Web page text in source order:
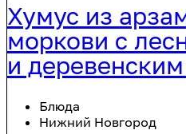
Хумус из
моркови с
и
Блюда
Нижний Новгород